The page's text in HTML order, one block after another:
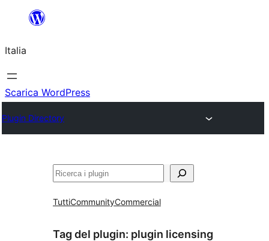
contenuto
Italia
Scarica WordPress
Plugin Directory
Cerca
TuttiCommunityCommercial
Tag del plugin: plugin licensing